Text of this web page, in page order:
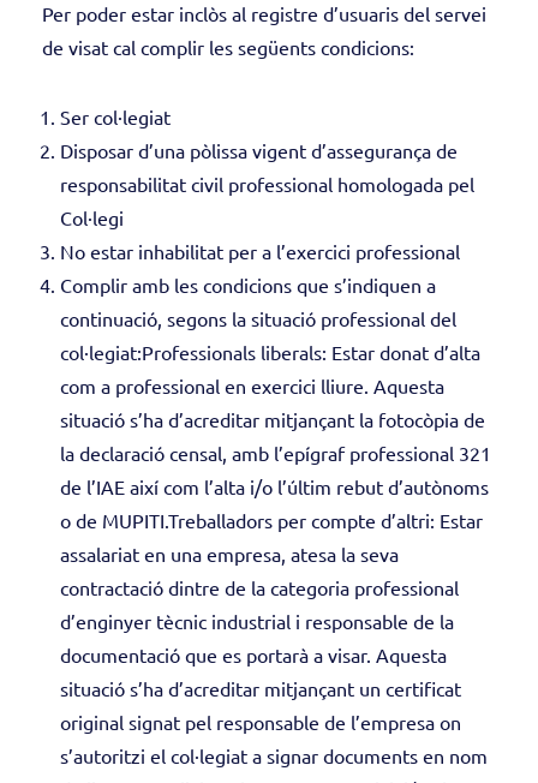
Per poder estar inclòs al registre d’usuaris del servei
de visat cal complir les següents condicions:
Ser col·legiat
Disposar d’una pòlissa vigent d’assegurança de
responsabilitat civil professional homologada pel
Col·legi
No estar inhabilitat per a l’exercici professional
Complir amb les condicions que s’indiquen a
continuació, segons la situació professional del
col·legiat:Professionals liberals: Estar donat d’alta
com a professional en exercici lliure. Aquesta
situació s’ha d’acreditar mitjançant la fotocòpia de
la declaració censal, amb l’epígraf professional 321
de l’IAE així com l’alta i/o l’últim rebut d’autònoms
o de MUPITI.Treballadors per compte d’altri: Estar
assalariat en una empresa, atesa la seva
contractació dintre de la categoria professional
d’enginyer tècnic industrial i responsable de la
documentació que es portarà a visar. Aquesta
situació s’ha d’acreditar mitjançant un certificat
original signat pel responsable de l’empresa on
s’autoritzi el col·legiat a signar documents en nom